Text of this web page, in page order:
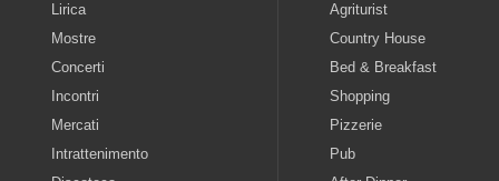
Lirica
Mostre
Concerti
Incontri
Mercati
Intrattenimento
Agriturist
Country House
Bed & Breakfast
Shopping
Pizzerie
Pub